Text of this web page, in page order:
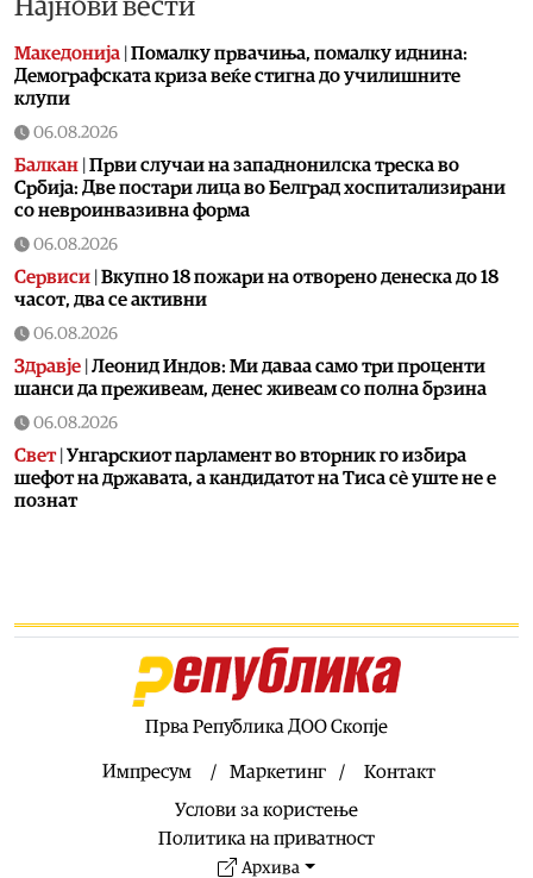
Најнови вести
Македонија Помалку првачиња, помалку иднина:
Демографската криза веќе стигна до училишните
клупи
06.08.2026
Балкан Први случаи на западнонилска треска во
Србија: Две постари лица во Белград хоспитализирани
со невроинвазивна форма
06.08.2026
Сервиси Вкупно 18 пожари на отворено денеска до 18
часот, два се активни
06.08.2026
Здравје Леонид Индов: Ми даваа само три проценти
шанси да преживеам, денес живеам со полна брзина
06.08.2026
Свет| Унгарскиот парламент во вторник го избира
шефот на државата, а кандидатот на Тиса сè уште не е
познат
06.08.2026
Како да спречите уринарни инфекции за време
на летните одмори?
и носи целосен немир
Лазаров: Имињата не ја даваат целата слика, за
да се направи тим треба да се работи
Прва Република ДОО Скопје
Импресум Маркетинг
Контакт
Услови за користење
Политика на приватност
Архива